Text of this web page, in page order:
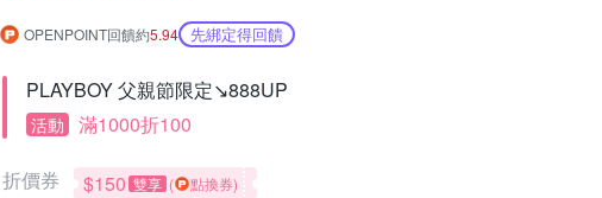
OPENPOINT回饋約5.94 先綁定得回饋
PLAYBOY 父親節限定↘888UP
活動 滿1000折100
折價券 $150 雙享 ( 點換券)